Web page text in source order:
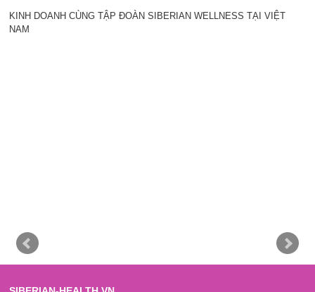
KINH DOANH CÙNG TẬP ĐOÀN SIBERIAN WELLNESS TẠI VIỆT
NAM